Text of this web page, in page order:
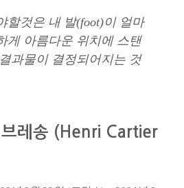
할것은 내 발(foot)이 얼마
게 아름다운 위치에 스탠
과물이 결정되어지는 것
브레송 (Henri Cartier